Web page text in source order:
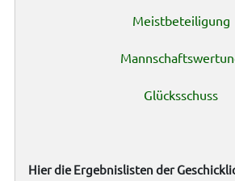
Meistbeteiligung
Glücksschuss
Hier die Ergebnislisten der